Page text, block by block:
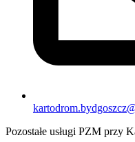
Pozostałe usługi PZM przy